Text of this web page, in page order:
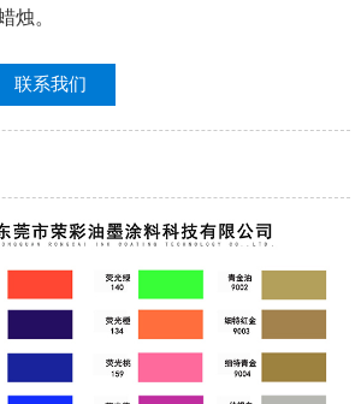
烛。
联系我们